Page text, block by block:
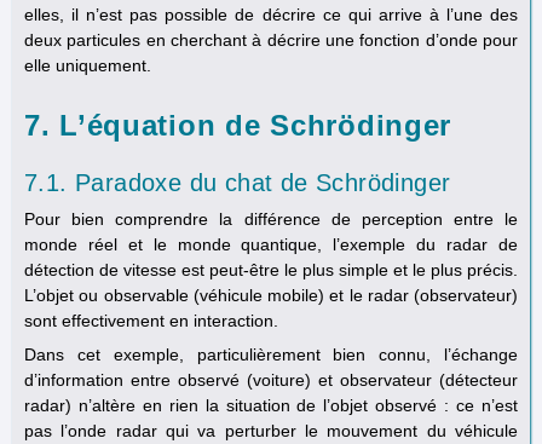
elles, il n’est pas possible de décrire ce qui arrive à l’une des
deux particules en cherchant à décrire une fonction d’onde pour
elle uniquement.
7. L’équation de Schrödinger
7.1. Paradoxe du chat de Schrödinger
Pour bien comprendre la différence de perception entre le
monde réel et le monde quantique, l’exemple du radar de
détection de vitesse est peut-être le plus simple et le plus précis.
L’objet ou observable (véhicule mobile) et le radar (observateur)
sont effectivement en interaction.
Dans cet exemple, particulièrement bien connu, l’échange
d’information entre observé (voiture) et observateur (détecteur
radar) n’altère en rien la situation de l’objet observé : ce n’est
pas l’onde radar qui va perturber le mouvement du véhicule